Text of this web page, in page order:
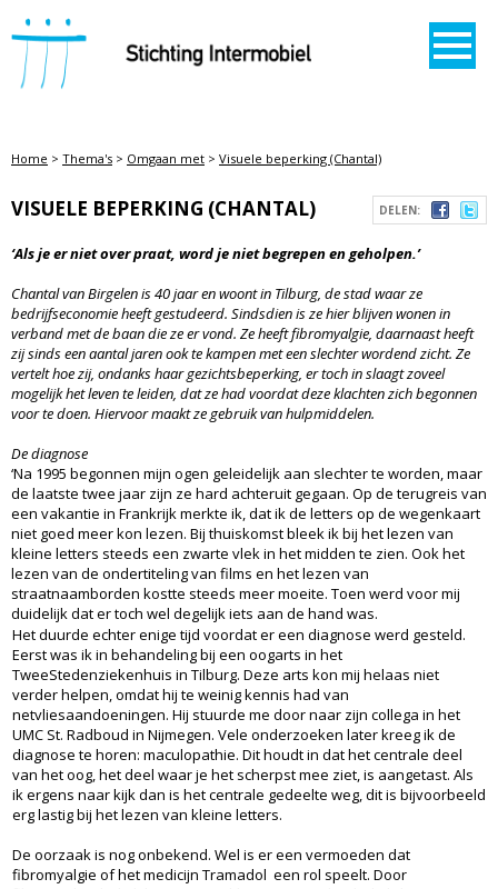
STICHTING INTERMOBIEL
Home > Thema's > Omgaan met > Visuele beperking (Chantal)
DELEN:
VISUELE BEPERKING (CHANTAL)
‘Als je er niet over praat, word je niet begrepen en geholpen.’
Chantal van Birgelen is 40 jaar en woont in Tilburg, de stad waar ze
bedrijfseconomie heeft gestudeerd. Sindsdien is ze hier blijven wonen in
verband met de baan die ze er vond. Ze heeft fibromyalgie, daarnaast heeft
zij sinds een aantal jaren ook te kampen met een slechter wordend zicht. Ze
vertelt hoe zij, ondanks haar gezichtsbeperking, er toch in slaagt zoveel
mogelijk het leven te leiden, dat ze had voordat deze klachten zich begonnen
voor te doen. Hiervoor maakt ze gebruik van hulpmiddelen.
De diagnose
‘Na 1995 begonnen mijn ogen geleidelijk aan slechter te worden, maar
de laatste twee jaar zijn ze hard achteruit gegaan. Op de terugreis van
een vakantie in Frankrijk merkte ik, dat ik de letters op de wegenkaart
niet goed meer kon lezen. Bij thuiskomst bleek ik bij het lezen van
kleine letters steeds een zwarte vlek in het midden te zien. Ook het
lezen van de ondertiteling van films en het lezen van
straatnaamborden kostte steeds meer moeite. Toen werd voor mij
duidelijk dat er toch wel degelijk iets aan de hand was.
Het duurde echter enige tijd voordat er een diagnose werd gesteld.
Eerst was ik in behandeling bij een oogarts in het
TweeStedenziekenhuis in Tilburg. Deze arts kon mij helaas niet
verder helpen, omdat hij te weinig kennis had van
netvliesaandoeningen. Hij stuurde me door naar zijn collega in het
UMC St. Radboud in Nijmegen. Vele onderzoeken later kreeg ik de
diagnose te horen: maculopathie. Dit houdt in dat het centrale deel
van het oog, het deel waar je het scherpst mee ziet, is aangetast. Als
ik ergens naar kijk dan is het centrale gedeelte weg, dit is bijvoorbeeld
erg lastig bij het lezen van kleine letters.
De oorzaak is nog onbekend. Wel is er een vermoeden dat
fibromyalgie of het medicijn Tramadol een rol speelt. Door